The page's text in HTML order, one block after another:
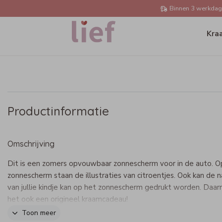
Binnen 3
Productinformatie
Omschrijving
Dit is een zomers opvouwbaar zonnescherm voor in de auto.
zonnescherm staan de illustraties van citroentjes. Ook kan de
van jullie kindje kan op het zonnescherm gedrukt worden.
het ook een origineel kraamcadeau!
Toon meer